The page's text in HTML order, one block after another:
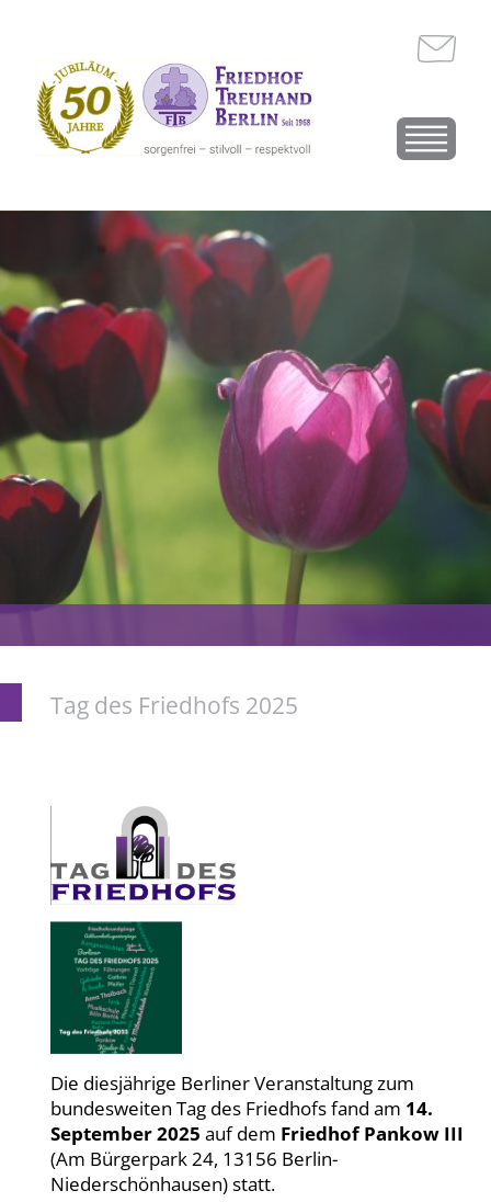
Tag des Friedhofs 2025
Die diesjährige Berliner Veranstaltung zum
bundesweiten Tag des Friedhofs fand am 14.
September 2025 auf dem Friedhof Pankow III
(Am Bürgerpark 24, 13156 Berlin-
Niederschönhausen) statt.